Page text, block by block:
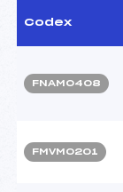
Codex
FNAM0408
FMVM0201